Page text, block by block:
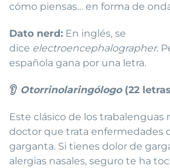
cómo piensas… en forma de
Dato nerd: En inglés, se
dice electroencephalographer.
española gana por una letra.
👂 Otorrinolaringólogo(22
Este clásico de los trabalenguas
doctor que trata enfermedades
garganta. Si tienes dolor de
alergias nasales, seguro te ha